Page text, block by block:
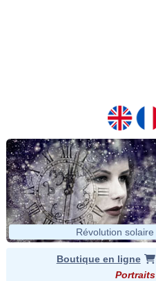
Révolution solaire
Boutique en ligne
Portraits